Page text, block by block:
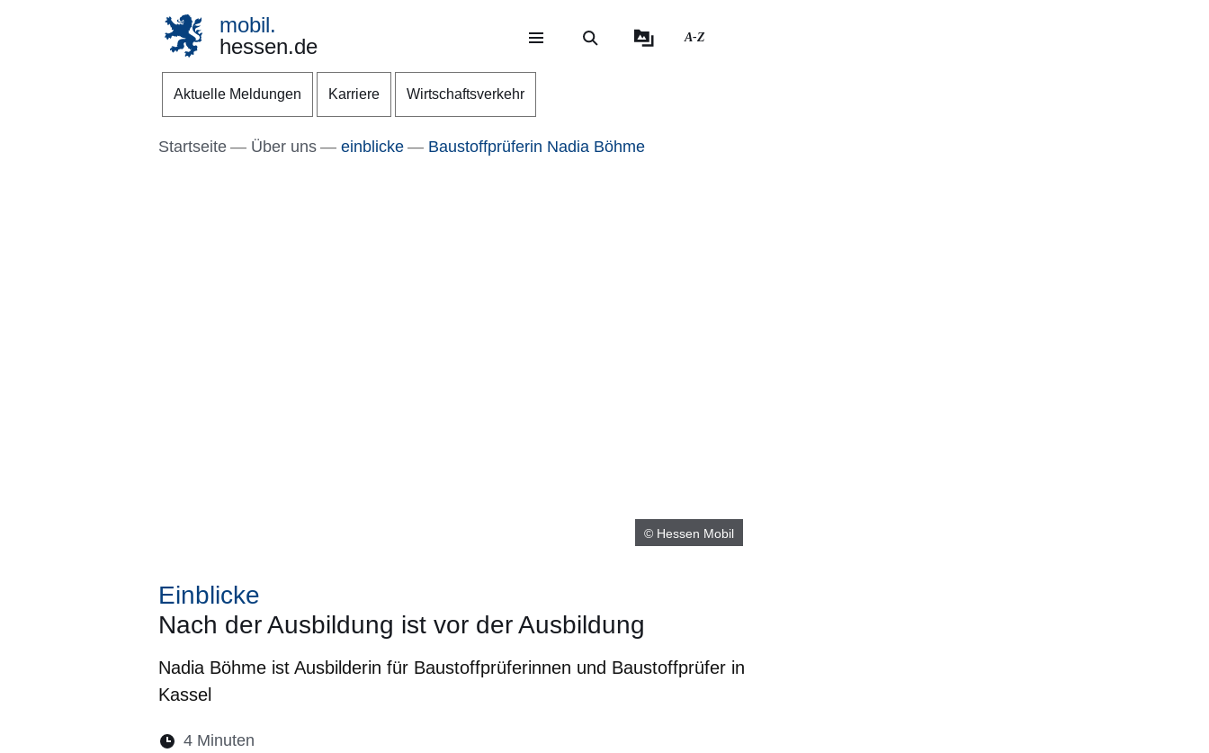
Direkt zum Kopf der Seite
Direkt zum Inhalt
Direkt zum Fuß der Seite
mobil.
hessen.de
A-Z
Aktuelle Meldungen Karriere Wirtschaftsverkehr
Startseite Über uns einblicke Baustoffprüferin Nadia Böhme
© Hessen Mobil
Einblicke
Nach der Ausbildung ist vor der Ausbildung
Nadia Böhme ist Ausbilderin für Baustoffprüferinnen und Baustoffprüfer in
Kassel
Lesedauer:
4 Minuten